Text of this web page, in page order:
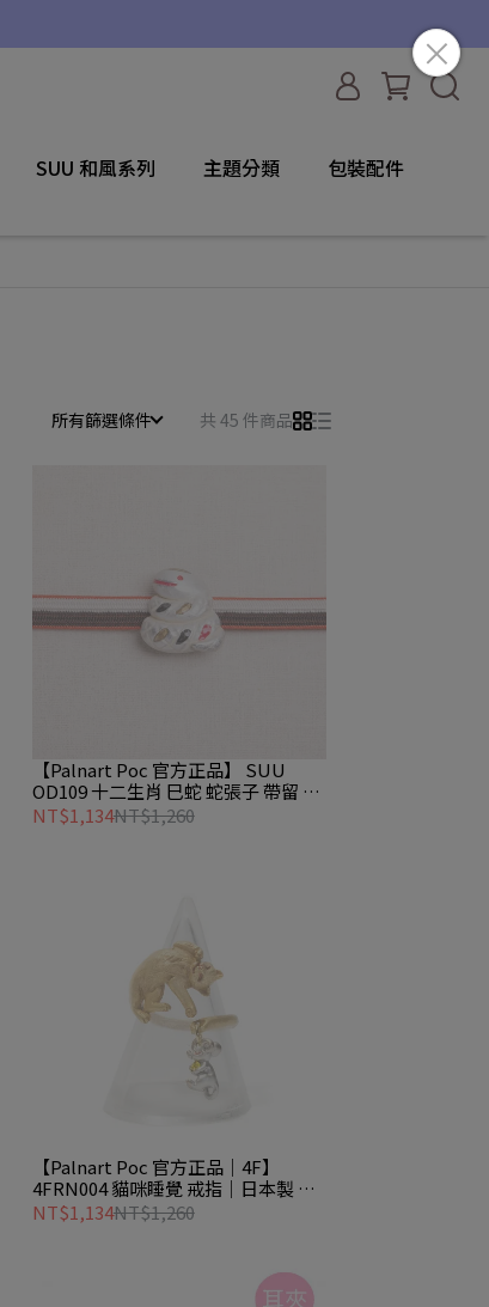
SUU 和風系列 主題分類
包裝配件
所有篩選條件 共 45 件商品
【Palnart Poc 官方正品】 SUU
OD109 十二生肖 巳蛇 蛇張子 帶留 巳
の帯留め Snake hariko
NT$1,134NT$1,260
【Palnart Poc 官方正品｜4F】
4FRN004 貓咪睡覺 戒指｜日本製 搖
曳起司 職人手工著色
NT$1,134NT$1,260